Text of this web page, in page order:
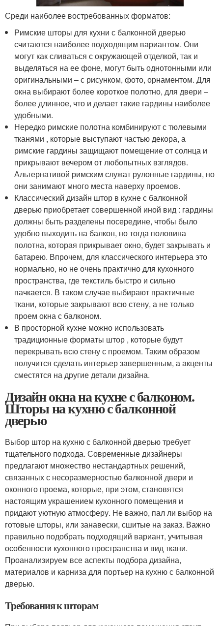
Среди наиболее востребованных форматов:
Римские шторы для кухни с балконной дверью
считаются наиболее подходящим вариантом. Они
могут как сливаться с окружающей отделкой, так и
выделяться на ее фоне, могут быть однотонными или
оригинальными – с рисунком, фото, орнаментом. Для
окна выбирают более короткое полотно, для двери –
более длинное, что и делает такие гардины наиболее
удобными.
Нередко римские полотна комбинируют с тюлевыми
тканями , которые выступают частью декора, а
римские гардины защищают помещение от солнца и
прикрывают вечером от любопытных взглядов.
Альтернативой римским служат рулонные гардины, но
они занимают много места наверху проемов.
Классический дизайн штор в кухне с балконной
дверью приобретает совершенной иной вид : гардины
должны быть разделены посередине, чтобы было
удобно выходить на балкон, но тогда половина
полотна, которая прикрывает окно, будет закрывать и
батарею. Впрочем, для классического интерьера это
нормально, но не очень практично для кухонного
пространства, где текстиль быстро и сильно
пачкается. В таком случае выбирают практичные
ткани, которые закрывают всю стену, а не только
проем окна с балконом.
В просторной кухне можно использовать
традиционные форматы штор , которые будут
перекрывать всю стену с проемом. Таким образом
получится сделать интерьер завершенным, а акценты
сместятся на другие детали дизайна.
Дизайн окна на кухне с балконом.
Шторы на кухню с балконной
дверью
Выбор штор на кухню с балконной дверью требует
тщательного подхода. Современные дизайнеры
предлагают множество нестандартных решений,
связанных с несоразмерностью балконной двери и
оконного проема, которые, при этом, становятся
настоящим украшением кухонного помещения и
придают уютную атмосферу. Не важно, пал ли выбор на
готовые шторы, или занавески, сшитые на заказ. Важно
правильно подобрать подходящий вариант, учитывая
особенности кухонного пространства и вид ткани.
Проанализируем все аспекты подбора дизайна,
материалов и карниза для портьер на кухню с балконной
дверью.
Требования к шторам